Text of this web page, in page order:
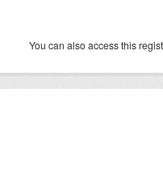
You can also access this